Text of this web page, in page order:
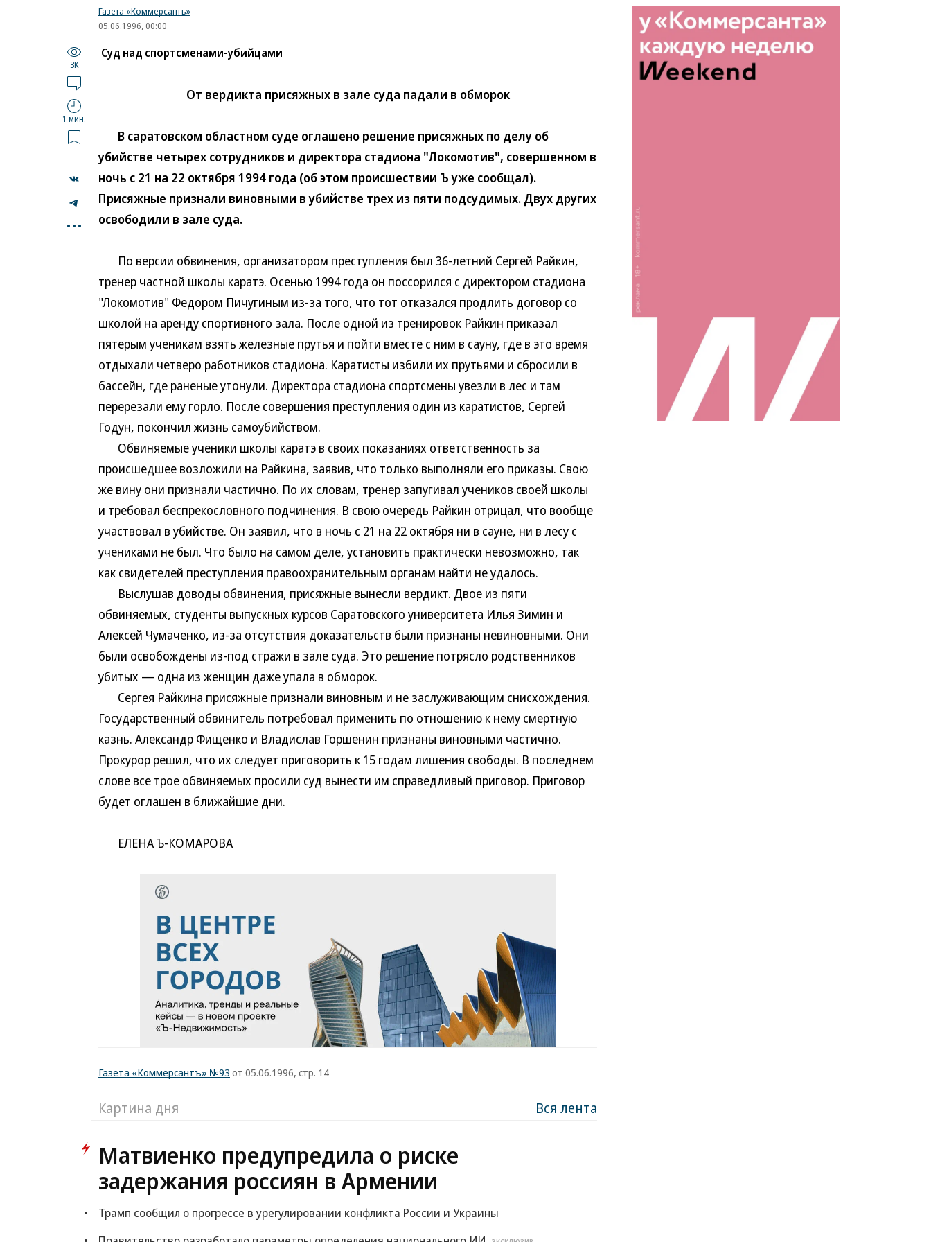
Газета «Коммерсантъ»
05.06.1996, 00:00
3K
1 мин.
...
Суд над спортсменами-убийцами
От вердикта присяжных в зале суда падали в обморок
В саратовском областном суде оглашено решение присяжных по делу об
убийстве четырех сотрудников и директора стадиона "Локомотив", совершенном в
ночь с 21 на 22 октября 1994 года (об этом происшествии Ъ уже сообщал).
Присяжные признали виновными в убийстве трех из пяти подсудимых. Двух других
освободили в зале суда.
По версии обвинения, организатором преступления был 36-летний Сергей Райкин,
тренер частной школы каратэ. Осенью 1994 года он поссорился с директором стадиона
"Локомотив" Федором Пичугиным из-за того, что тот отказался продлить договор со
школой на аренду спортивного зала. После одной из тренировок Райкин приказал
пятерым ученикам взять железные прутья и пойти вместе с ним в сауну, где в это время
отдыхали четверо работников стадиона. Каратисты избили их прутьями и сбросили в
бассейн, где раненые утонули. Директора стадиона спортсмены увезли в лес и там
перерезали ему горло. После совершения преступления один из каратистов, Сергей
Годун, покончил жизнь самоубийством.
Обвиняемые ученики школы каратэ в своих показаниях ответственность за
происшедшее возложили на Райкина, заявив, что только выполняли его приказы. Свою
же вину они признали частично. По их словам, тренер запугивал учеников своей школы
и требовал беспрекословного подчинения. В свою очередь Райкин отрицал, что вообще
участвовал в убийстве. Он заявил, что в ночь с 21 на 22 октября ни в сауне, ни в лесу с
учениками не был. Что было на самом деле, установить практически невозможно, так
как свидетелей преступления правоохранительным органам найти не удалось.
Выслушав доводы обвинения, присяжные вынесли вердикт. Двое из пяти
обвиняемых, студенты выпускных курсов Саратовского университета Илья Зимин и
Алексей Чумаченко, из-за отсутствия доказательств были признаны невиновными. Они
были освобождены из-под стражи в зале суда. Это решение потрясло родственников
убитых — одна из женщин даже упала в обморок.
Сергея Райкина присяжные признали виновным и не заслуживающим снисхождения.
Государственный обвинитель потребовал применить по отношению к нему смертную
казнь. Александр Фищенко и Владислав Горшенин признаны виновными частично.
Прокурор решил, что их следует приговорить к 15 годам лишения свободы. В последнем
слове все трое обвиняемых просили суд вынести им справедливый приговор. Приговор
будет оглашен в ближайшие дни.
ЕЛЕНА Ъ-КОМАРОВА
Газета «Коммерсантъ» №93 от 05.06.1996, стр. 14
Картина дня Вся лента
Матвиенко предупредила о риске
задержания россиян в Армении
Трамп сообщил о прогрессе в урегулировании конфликта России и Украины